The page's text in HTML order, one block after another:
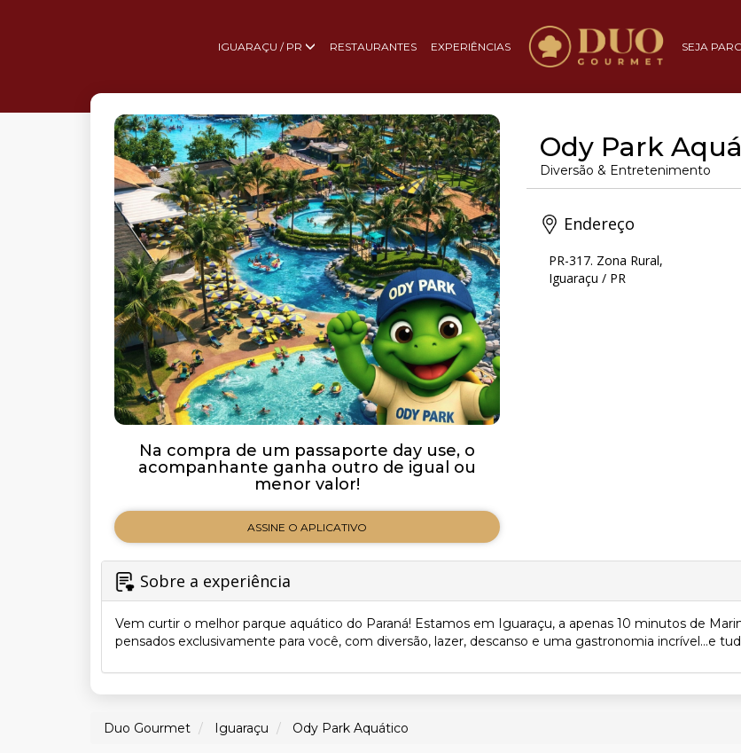
IGUARAÇU / PR RESTAURANTES EXPERIÊNCIAS SEJA
Na compra de um passaporte day use, o
acompanhante ganha outro de igual ou
menor valor!
ASSINE O APLICATIVO
Ody Park
Diversão & Entretenimento
Endereço
PR-317. Zona Rural,
Iguaraçu / PR
Sobre a experiência
Vem curtir o melhor parque aquático do Paraná! Estamos em Iguaraçu, a apenas 10 minutos de
pensados exclusivamente para você, com diversão, lazer, descanso e uma gastronomia incrível…e
Duo Gourmet Iguaraçu Ody Park Aquático